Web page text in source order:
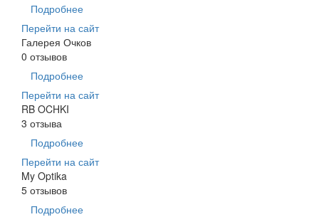
Подробнее
Перейти на сайт
Галерея Очков
0 отзывов
Подробнее
Перейти на сайт
RB OCHKI
3 отзыва
Подробнее
Перейти на сайт
My Optika
5 отзывов
Подробнее